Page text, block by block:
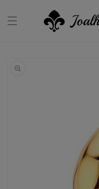
conteúdo
informação